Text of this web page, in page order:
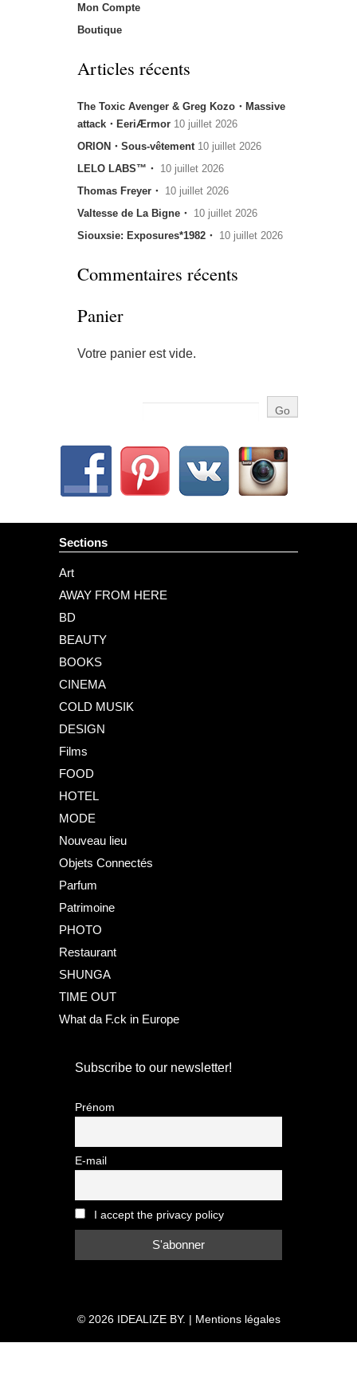
Mon Compte
Boutique
Articles récents
The Toxic Avenger & Greg Kozo・Massive
attack・EeriÆrmor 10 juillet 2026
ORION・Sous-vêtement 10 juillet 2026
LELO LABS™・ 10 juillet 2026
Thomas Freyer・ 10 juillet 2026
Valtesse de La Bigne・ 10 juillet 2026
Siouxsie: Exposures*1982・ 10 juillet 2026
Commentaires récents
Panier
Votre panier est vide.
Sections
Art
AWAY FROM HERE
BD
BEAUTY
BOOKS
CINEMA
COLD MUSIK
DESIGN
Films
FOOD
HOTEL
MODE
Nouveau lieu
Objets Connectés
Parfum
Patrimoine
PHOTO
Restaurant
SHUNGA
TIME OUT
What da F.ck in Europe
Subscribe to our newsletter!
Prénom
E-mail
I accept the privacy policy
© 2026 IDEALIZE BY. | Mentions légales